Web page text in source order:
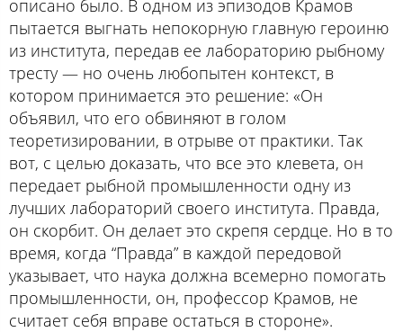
описано было. В одном из эпизодов Крамов
пытается выгнать непокорную главную героиню
из института, передав ее лабораторию рыбному
тресту — но очень любопытен контекст, в
котором принимается это решение: «Он
объявил, что его обвиняют в голом
теоретизировании, в отрыве от практики. Так
вот, с целью доказать, что все это клевета, он
передает рыбной промышленности одну из
лучших лабораторий своего института. Правда,
он скорбит. Он делает это скрепя сердце. Но в то
время, когда “Правда” в каждой передовой
указывает, что наука должна всемерно помогать
промышленности, он, профессор Крамов, не
считает себя вправе остаться в стороне».